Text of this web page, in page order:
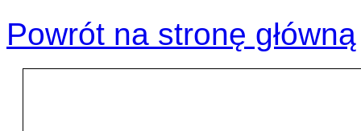
Powrót na stronę główną